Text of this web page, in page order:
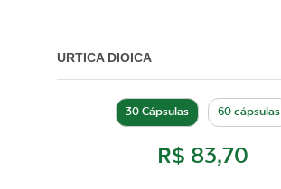
URTICA DIOICA
30 Cápsulas 60 cápsulas
R$ 83,70